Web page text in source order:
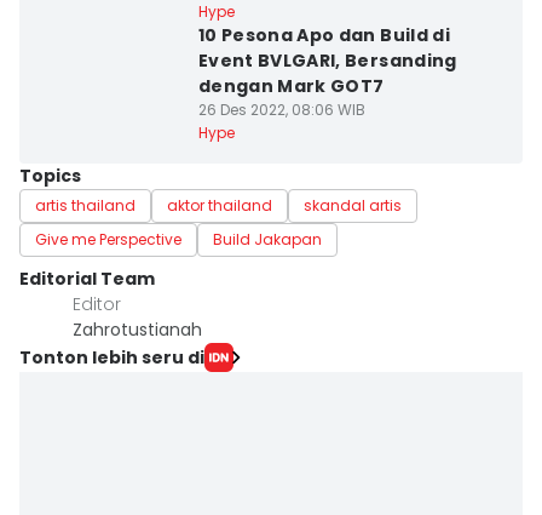
Hype
10 Pesona Apo dan Build di
Event BVLGARI, Bersanding
dengan Mark GOT7
26 Des 2022, 08:06 WIB
Hype
Topics
artis thailand aktor thailand
skandal artis
Give me Perspective
Build Jakapan
Editorial Team
Editor
Zahrotustianah
Tonton lebih seru di